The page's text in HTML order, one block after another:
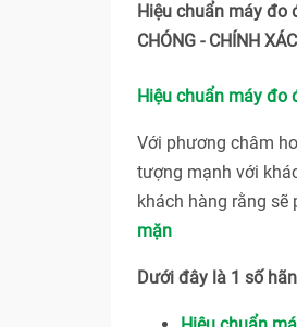
Hiệu chuẩn máy đo
CHÓNG - CHÍNH
Hiệu chuẩn máy đo
Với phương châm
tượng mạnh với
khách hàng rằng sẽ
mặn
Dưới đây là 1 số